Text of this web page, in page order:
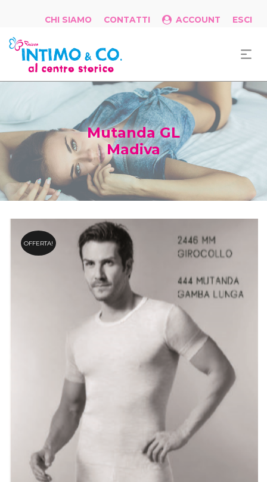
CHI SIAMO CONTATTI ACCOUNT ESCI
Mutanda GL
Madiva
OFFERTA!